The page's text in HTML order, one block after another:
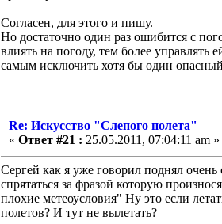
Согласен, для этого и пишу.
Но достаточно один раз ошибится с
влиять на погоду, тем более
самым исключить хотя бы один
Re: Искусство "Слепого полета"
« Ответ #21 : 25.05.2011, 07:04:11 am »
Сергей как я уже говорил поднял
спрятаться за фразой которую
плохие метеоусловия" Ну это если
полетов? И тут не вылетать?